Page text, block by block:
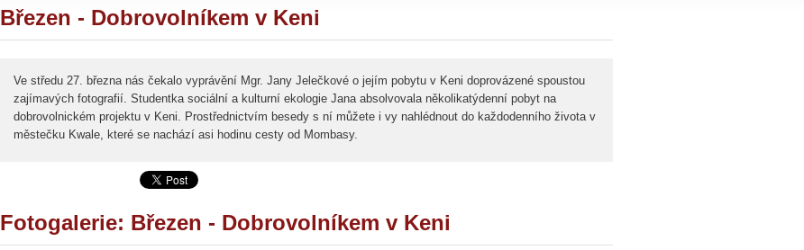
Březen - Dobrovolníkem v Keni
Ve středu 27. března nás čekalo vyprávění Mgr. Jany Jelečkové o jejím pobytu v Keni doprovázené spoustou
zajímavých fotografií. Studentka sociální a kulturní ekologie Jana absolvovala několikatýdenní pobyt na
dobrovolnickém projektu v Keni. Prostřednictvím besedy s ní můžete i vy nahlédnout do každodenního života v
městečku Kwale, které se nachází asi hodinu cesty od Mombasy.
Fotogalerie: Březen - Dobrovolníkem v Keni